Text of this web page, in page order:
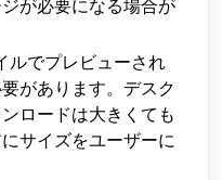
が必要になる場合が
ルでプレビューされ
があります。デスク
ロードは大きくても
サイズをユーザーに